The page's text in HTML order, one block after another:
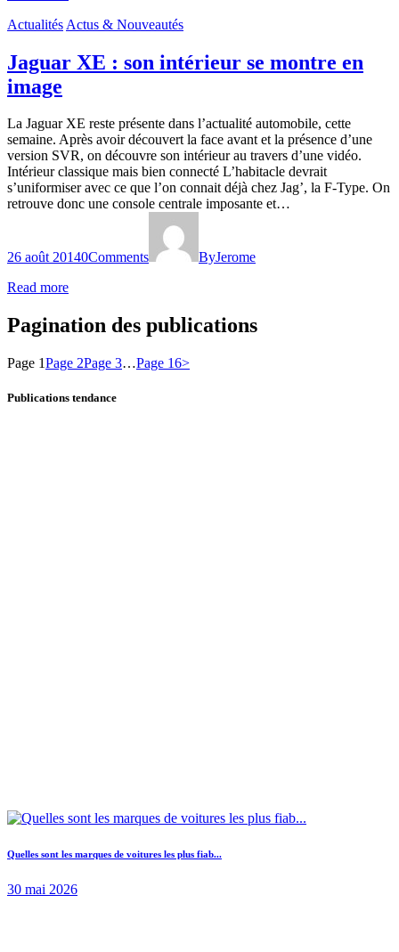
Actualités Actus & Nouveautés
Jaguar XE : son intérieur se montre en
image
La Jaguar XE reste présente dans l’actualité automobile, cette
semaine. Après avoir découvert la face avant et la présence d’une
version SVR, on découvre son intérieur au travers d’une vidéo.
Intérieur classique mais bien connecté L’habitacle devrait
s’uniformiser avec ce que l’on connait déjà chez Jag’, la F-Type. On
retrouve donc une console centrale imposante et…
26 août 20140Comments ByJerome
Read more
Pagination des publications
Page 1Page 2Page 3…Page 16>
Publications tendance
Quelles sont les marques de voitures les plus fiab...
30 mai 2026